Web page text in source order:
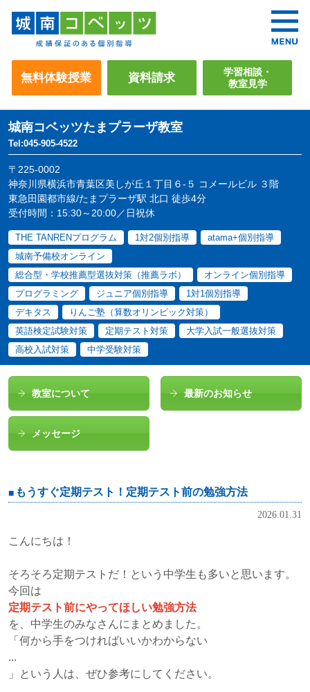
無料体験授業 資料請求
学習相談・
教室見学
城南コベッツたまプラーザ教室
Tel:045-905-4522
〒225-0002
神奈川県横浜市青葉区美しが丘１丁目６-５ コメールビル ３階
東急田園都市線/たまプラーザ駅 北口 徒歩4分
受付時間：15:30～20:00／日祝休
THE TANRENプログラム 1対2個別指導
atama+個別指導
城南予備校オンライン
総合型・学校推薦型選抜対策（推薦ラボ）
オンライン個別指導
プログラミング
ジュニア個別指導
1対1個別指導
デキタス
りんご塾（算数オリンピック対策）
英語検定試験対策
定期テスト対策
大学入試一般選抜対策
高校入試対策
中学受験対策
教室について 最新のお知らせ
メッセージ
もうすぐ定期テスト！定期テスト前の勉強方法
2026.01.31
こんにちは！
そろそろ定期テストだ！という中学生も多いと思います。
今回は
定期テスト前にやってほしい勉強方法
を、中学生のみなさんにまとめました。
「何から手をつければいいかわからない
...
」という人は、ぜひ参考にしてください。